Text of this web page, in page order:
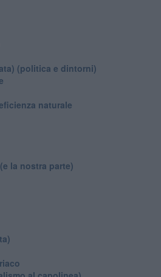
(politica e dintorni)
naturale
la nostra parte)